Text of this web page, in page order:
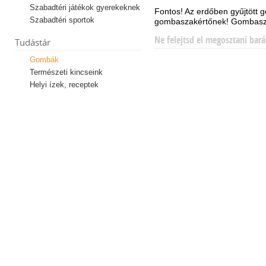
Szabadtéri játékok gyerekeknek
Szabadtéri sportok
Tudástár
Gombák
Természeti kincseink
Helyi ízek, receptek
Fontos! Az erdőben gyűjtött
gombaszakértőnek!
Ne felejtsd el megosztani